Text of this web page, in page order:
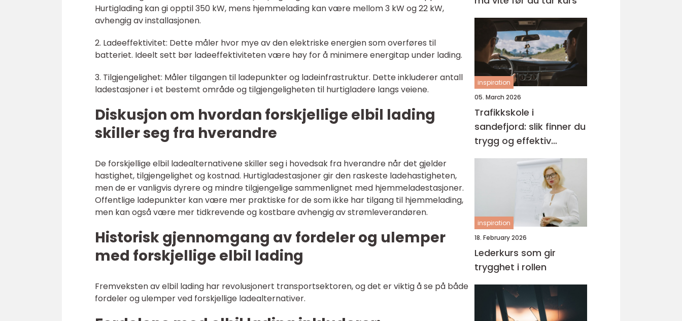
Hurtiglading kan gi opptil 350 kW, mens hjemmelading kan være mellom 3 kW og 22 kW,
avhengig av installasjonen.
2. Ladeeffektivitet: Dette måler hvor mye av den elektriske energien som overføres til
batteriet. Ideelt sett bør ladeeffektiviteten være høy for å minimere energitap under lading.
3. Tilgjengelighet: Måler tilgangen til ladepunkter og ladeinfrastruktur. Dette inkluderer antall
ladestasjoner i et bestemt område og tilgjengeligheten til hurtigladere langs veiene.
Diskusjon om hvordan forskjellige elbil lading
skiller seg fra hverandre
De forskjellige elbil ladealternativene skiller seg i hovedsak fra hverandre når det gjelder
hastighet, tilgjengelighet og kostnad. Hurtigladestasjoner gir den raskeste ladehastigheten,
men de er vanligvis dyrere og mindre tilgjengelige sammenlignet med hjemmeladestasjoner.
Offentlige ladepunkter kan være mer praktiske for de som ikke har tilgang til hjemmelading,
men kan også være mer tidkrevende og kostbare avhengig av strømleverandøren.
Historisk gjennomgang av fordeler og ulemper
med forskjellige elbil lading
Fremveksten av elbil lading har revolusjonert transportsektoren, og det er viktig å se på både
fordeler og ulemper ved forskjellige ladealternativer.
inspiration
05. March 2026
Trafikkskole i
sandefjord: slik finner du
trygg og effektiv
opplæring
inspiration
18. February 2026
Lederkurs som gir
trygghet i rollen